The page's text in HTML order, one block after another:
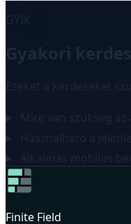
Finite Field